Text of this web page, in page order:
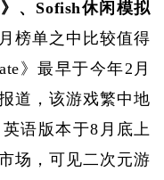
、Sofish休闲模拟
榜单之中比较值得
》最早于今年2月
道，该游戏繁中地
英语版本于8月底上
场，可见二次元游